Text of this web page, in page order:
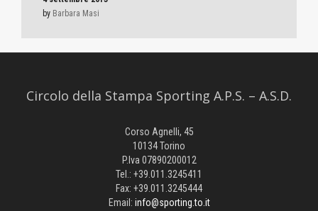
by Barbara Masi
Circolo della Stampa Sporting A.P.S. – A.S.D.
Corso Agnelli, 45
10134 Torino
P.Iva 07890200012
Tel.: +39.011.3245411
Fax: +39.011.3245444
Email: info@sporting.to.it